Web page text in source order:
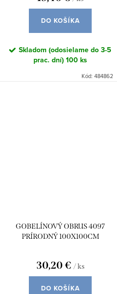
DO KOŠÍKA
Skladom (odosielame do 3-5
prac. dní)100 ks
Kód: 484862
GOBELÍNOVÝ OBRUS 4097
PRÍRODNÝ 100X100CM
30,20 € / ks
DO KOŠÍKA